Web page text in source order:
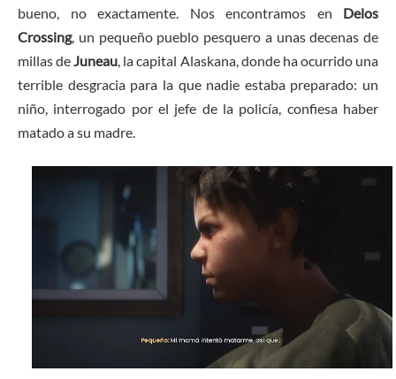
bueno, no exactamente. Nos encontramos en Delos
Crossing, un pequeño pueblo pesquero a unas decenas de
millas deJuneau, la capital Alaskana, donde ha ocurrido una
terrible desgracia para la que nadie estaba preparado: un
niño, interrogado por el jefe de la policía, confiesa haber
matado a su madre.